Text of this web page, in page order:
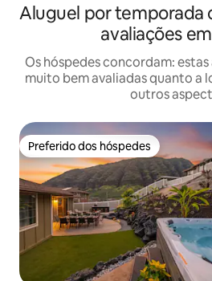
Aluguel por temporada
avaliações
Os hóspedes concordam:
muito bem avaliadas quanto a
outros
Preferido dos hóspedes
Preferido dos hóspedes